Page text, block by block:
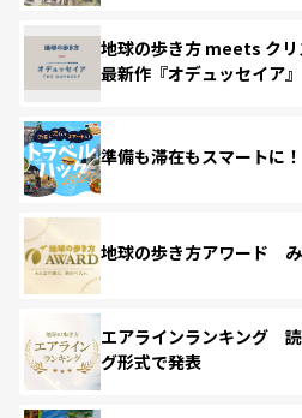
地球の歩き方 meets ク
最新作『オデュッセイア』
準備も滞在もスマートに
地球の歩き方アワード み
エアラインランキング
グ形式で発表